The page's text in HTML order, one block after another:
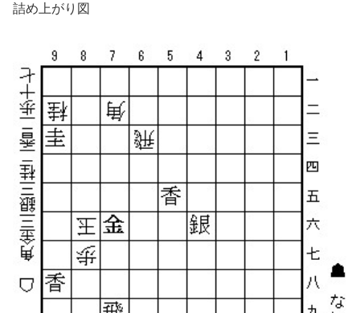
詰め上がり図